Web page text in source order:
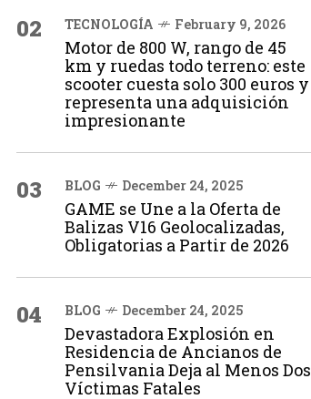
02 TECNOLOGÍA February 9, 2026
Motor de 800 W, rango de 45
km y ruedas todo terreno: este
scooter cuesta solo 300 euros y
representa una adquisición
impresionante
03 BLOG December 24, 2025
GAME se Une a la Oferta de
Balizas V16 Geolocalizadas,
Obligatorias a Partir de 2026
04 BLOG December 24, 2025
Devastadora Explosión en
Residencia de Ancianos de
Pensilvania Deja al Menos Dos
Víctimas Fatales